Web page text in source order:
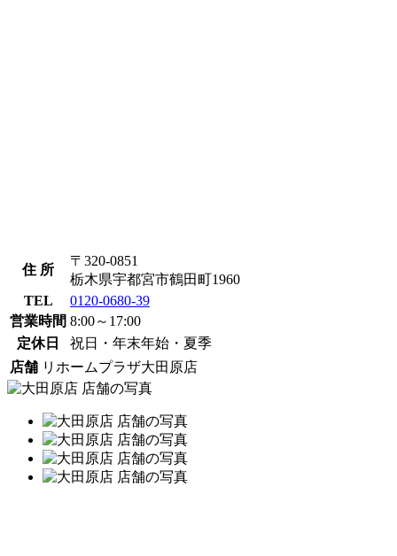
住 所
〒320-0851
栃木県宇都宮市鶴田町1960
TEL
0120-0680-39
営業時間 8:00～17:00
定休日
祝日・年末年始・夏季
店舗 リホームプラザ大田原店